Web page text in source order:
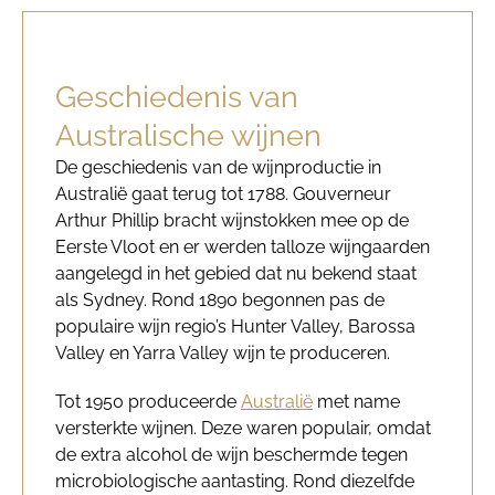
Geschiedenis van
Australische wijnen
De geschiedenis van de wijnproductie in
Australië gaat terug tot 1788. Gouverneur
Arthur Phillip bracht wijnstokken mee op de
Eerste Vloot en er werden talloze wijngaarden
aangelegd in het gebied dat nu bekend staat
als Sydney. Rond 1890 begonnen pas de
populaire wijn regio’s Hunter Valley, Barossa
Valley en Yarra Valley wijn te produceren.
Tot 1950 produceerde Australië met name
versterkte wijnen. Deze waren populair, omdat
de extra alcohol de wijn beschermde tegen
microbiologische aantasting. Rond diezelfde